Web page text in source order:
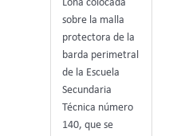
Lona colocada
sobre la malla
protectora de la
barda perimetral
de la Escuela
Secundaria
Técnica número
140, que se